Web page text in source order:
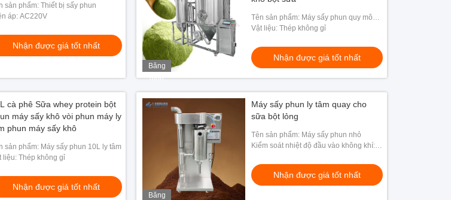
sản phẩm: Thiết bị sấy phun
áp: AC220V
Nhận được giá tốt nhất
Băng
hình
Tên sản phẩm: Máy sấy phun quy mô
lớn
Vật liệu: Thép không gỉ
Nhận được giá tốt nhất
cà phê Sữa whey protein bột
máy sấy khô vòi phun máy ly
phun máy sấy khô
sản phẩm: Máy sấy phun 10L ly tâm
liệu: Thép không gỉ
Nhận được giá tốt nhất
Băng
Máy sấy phun ly tâm quay cho
sữa bột lỏng
Tên sản phẩm: Máy sấy phun nhỏ
Kiểm soát nhiệt độ đầu vào không khí:
Nhận được giá tốt nhất